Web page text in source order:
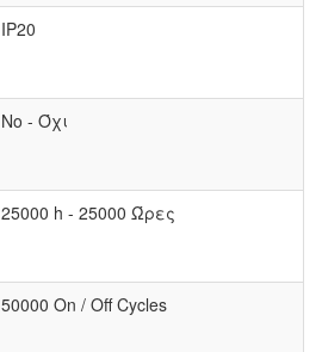
IP20
No - Όχι
25000 h - 25000 Ώρες
50000 On / Off Cycles